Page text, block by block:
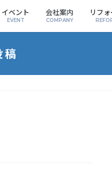
イベント
EVENT
会社案内
COMPANY
リフ
稿